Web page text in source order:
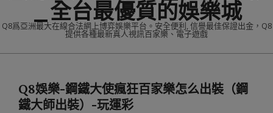
_全台最優質的娛樂城
Q8爲亞洲最大在線合法網上博弈娛樂平台。安全便利, 信譽最佳保證出金，Q8
提供各種最新真人視訊百家樂、電子遊戲
MenuQ8娛樂-鋼鐵大使瘋狂百家樂怎么出裝（鋼
鐵大師出裝）-玩運彩